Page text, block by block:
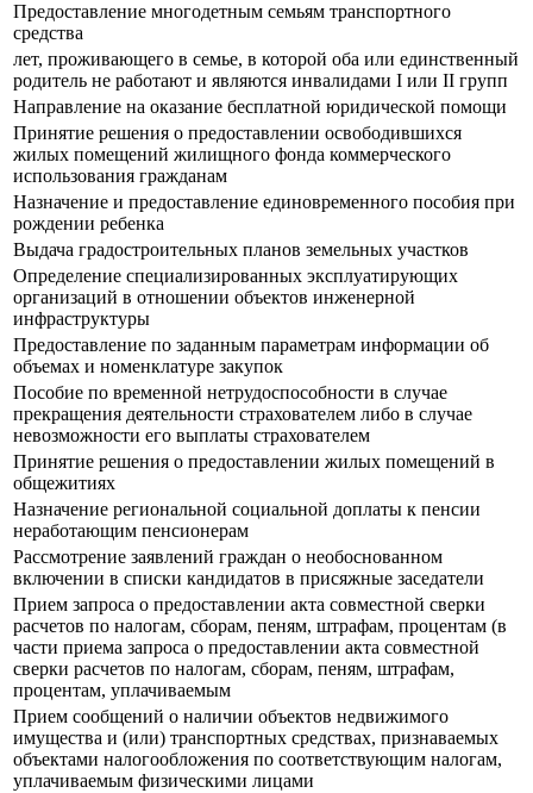
Предоставление многодетным семьям транспортного
средства
лет, проживающего в семье, в которой оба или единственный
родитель не работают и являются инвалидами I или II групп
Направление на оказание бесплатной юридической помощи
Принятие решения о предоставлении освободившихся
жилых помещений жилищного фонда коммерческого
использования гражданам
Назначение и предоставление единовременного пособия при
рождении ребенка
Выдача градостроительных планов земельных участков
Определение специализированных эксплуатирующих
организаций в отношении объектов инженерной
инфраструктуры
Предоставление по заданным параметрам информации об
объемах и номенклатуре закупок
Пособие по временной нетрудоспособности в случае
прекращения деятельности страхователем либо в случае
невозможности его выплаты страхователем
Принятие решения о предоставлении жилых помещений в
общежитиях
Назначение региональной социальной доплаты к пенсии
неработающим пенсионерам
Рассмотрение заявлений граждан о необоснованном
включении в списки кандидатов в присяжные заседатели
Прием запроса о предоставлении акта совместной сверки
расчетов по налогам, сборам, пеням, штрафам, процентам (в
части приема запроса о предоставлении акта совместной
сверки расчетов по налогам, сборам, пеням, штрафам,
процентам, уплачиваемым
Прием сообщений о наличии объектов недвижимого
имущества и (или) транспортных средствах, признаваемых
объектами налогообложения по соответствующим налогам,
уплачиваемым физическими лицами